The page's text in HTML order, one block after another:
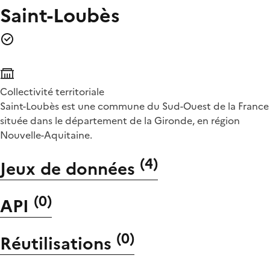
Saint-Loubès
Collectivité territoriale
Saint-Loubès est une commune du Sud-Ouest de la France
située dans le département de la Gironde, en région
Nouvelle-Aquitaine.
Jeux de données (4)
API (0)
Réutilisations (0)